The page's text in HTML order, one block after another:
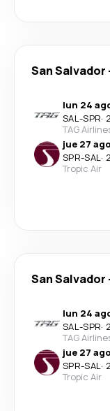
San Salvador
lun 24
SAL-SPR·
TAG
jue 27 ago
SPR-SAL·
Tropic Air
San Salvador
lun 24
SAL-SPR·
TAG
jue 27 ago
SPR-SAL·
Tropic Air